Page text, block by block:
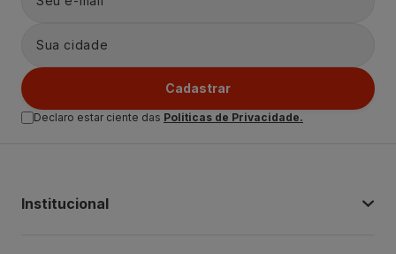
Cadastrar
Declaro estar ciente das Politicas de Privacidade.
Institucional